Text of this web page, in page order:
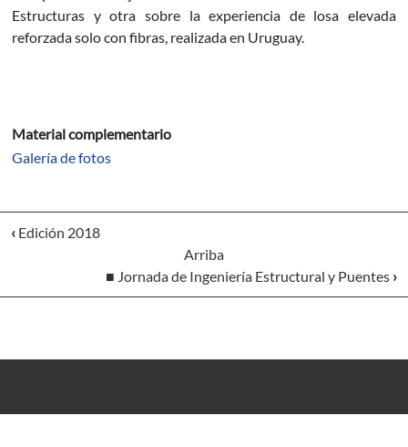
Estructuras y otra sobre la experiencia de losa elevada
reforzada solo con fibras, realizada en Uruguay.
Material complementario
Galería de fotos
‹ Edición 2018
Arriba
■ Jornada de Ingeniería Estructural y Puentes ›